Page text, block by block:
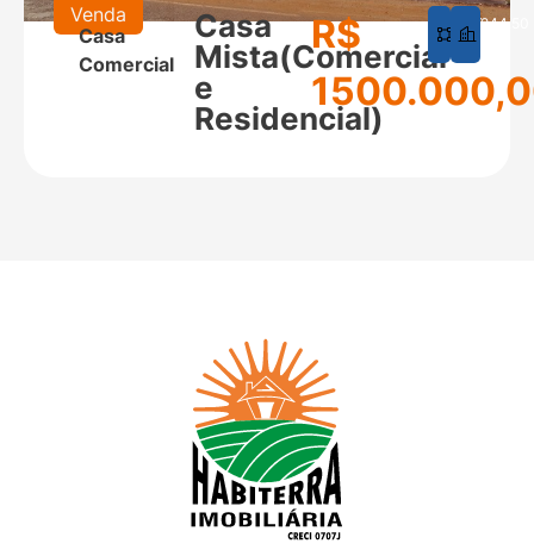
Venda
Casa
Comercial
Casa
Mista(Comercial
e
Residencial)
R$
625
m²
244,50